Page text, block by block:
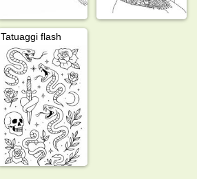
Tatuaggi flash